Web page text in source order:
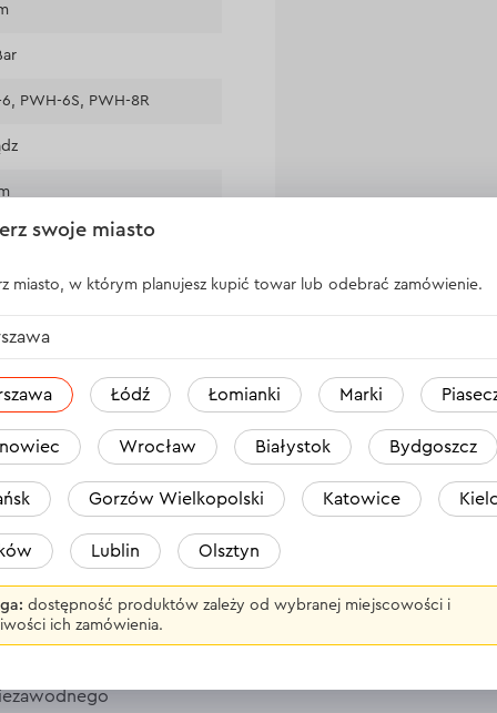
PWH-6S, PWH-8R
kg
Dnipro-M HC-20L 48 mm
swoje miasto
miasto, w którym planujesz kupić towar lub odebrać zamówienie.
Łódź Łomianki Marki
Wrocław Białystok Bydgoszcz
Gorzów Wielkopolski Katowice
Lublin Olsztyn
dostępność produktów zależy od wybranej miejscowości i
ich zamówienia.